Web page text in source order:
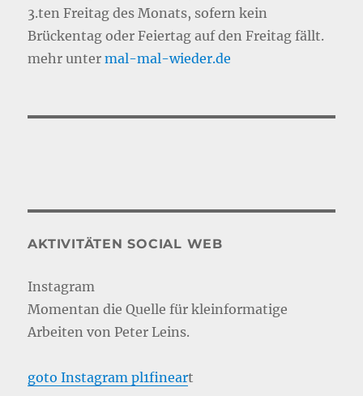
3.ten Freitag des Monats, sofern kein
Brückentag oder Feiertag auf den Freitag fällt.
mehr untermal-mal-wieder.de
AKTIVITÄTEN SOCIAL WEB
Instagram
Momentan die Quelle für kleinformatige
Arbeiten von Peter Leins.
goto Instagram pl1fineart